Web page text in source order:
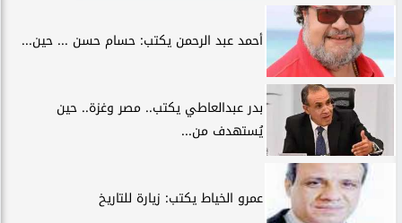
أحمد عبد الرحمن يكتب: حسام حسن ... حين...
بدر عبدالعاطي يكتب.. مصر وغزة.. حين
يُستهدف من...
عمرو الخياط يكتب: زيارة للتاريخ